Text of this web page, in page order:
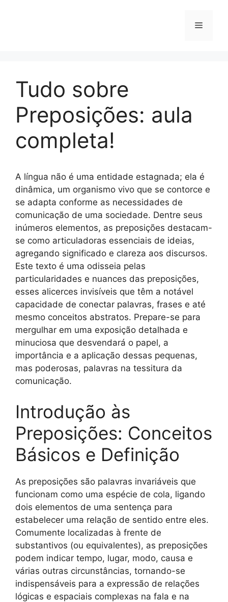
Tudo sobre
Preposições: aula
completa!
A língua não é uma entidade estagnada; ela é
dinâmica, um organismo vivo que se contorce e
se adapta conforme as necessidades de
comunicação de uma sociedade. Dentre seus
inúmeros elementos, as preposições destacam-
se como articuladoras essenciais de ideias,
agregando significado e clareza aos discursos.
Este texto é uma odisseia pelas
particularidades e nuances das preposições,
esses alicerces invisíveis que têm a notável
capacidade de conectar palavras, frases e até
mesmo conceitos abstratos. Prepare-se para
mergulhar em uma exposição detalhada e
minuciosa que desvendará o papel, a
importância e a aplicação dessas pequenas,
mas poderosas, palavras na tessitura da
comunicação.
Introdução às
Preposições: Conceitos
Básicos e Definição
As preposições são palavras invariáveis que
funcionam como uma espécie de cola, ligando
dois elementos de uma sentença para
estabelecer uma relação de sentido entre eles.
Comumente localizadas à frente de
substantivos (ou equivalentes), as preposições
podem indicar tempo, lugar, modo, causa e
várias outras circunstâncias, tornando-se
indispensáveis para a expressão de relações
lógicas e espaciais complexas na fala e na